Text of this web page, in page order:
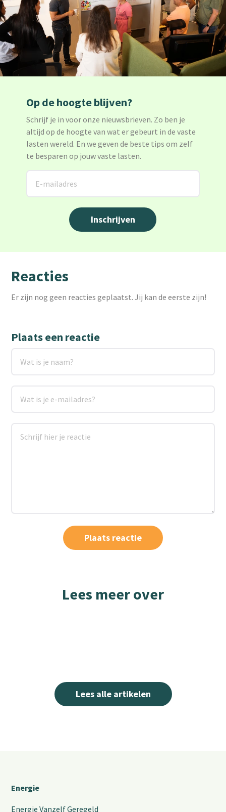
Op de hoogte blijven?
Schrijf je in voor onze nieuwsbrieven. Zo ben je
altijd op de hoogte van wat er gebeurt in de vaste
lasten wereld. En we geven de beste tips om zelf
te besparen op jouw vaste lasten.
Reacties
Er zijn nog geen reacties geplaatst. Jij kan de eerste zijn!
Plaats een reactie
Lees meer over
Lees alle artikelen
Energie
Energie Vanzelf Geregeld